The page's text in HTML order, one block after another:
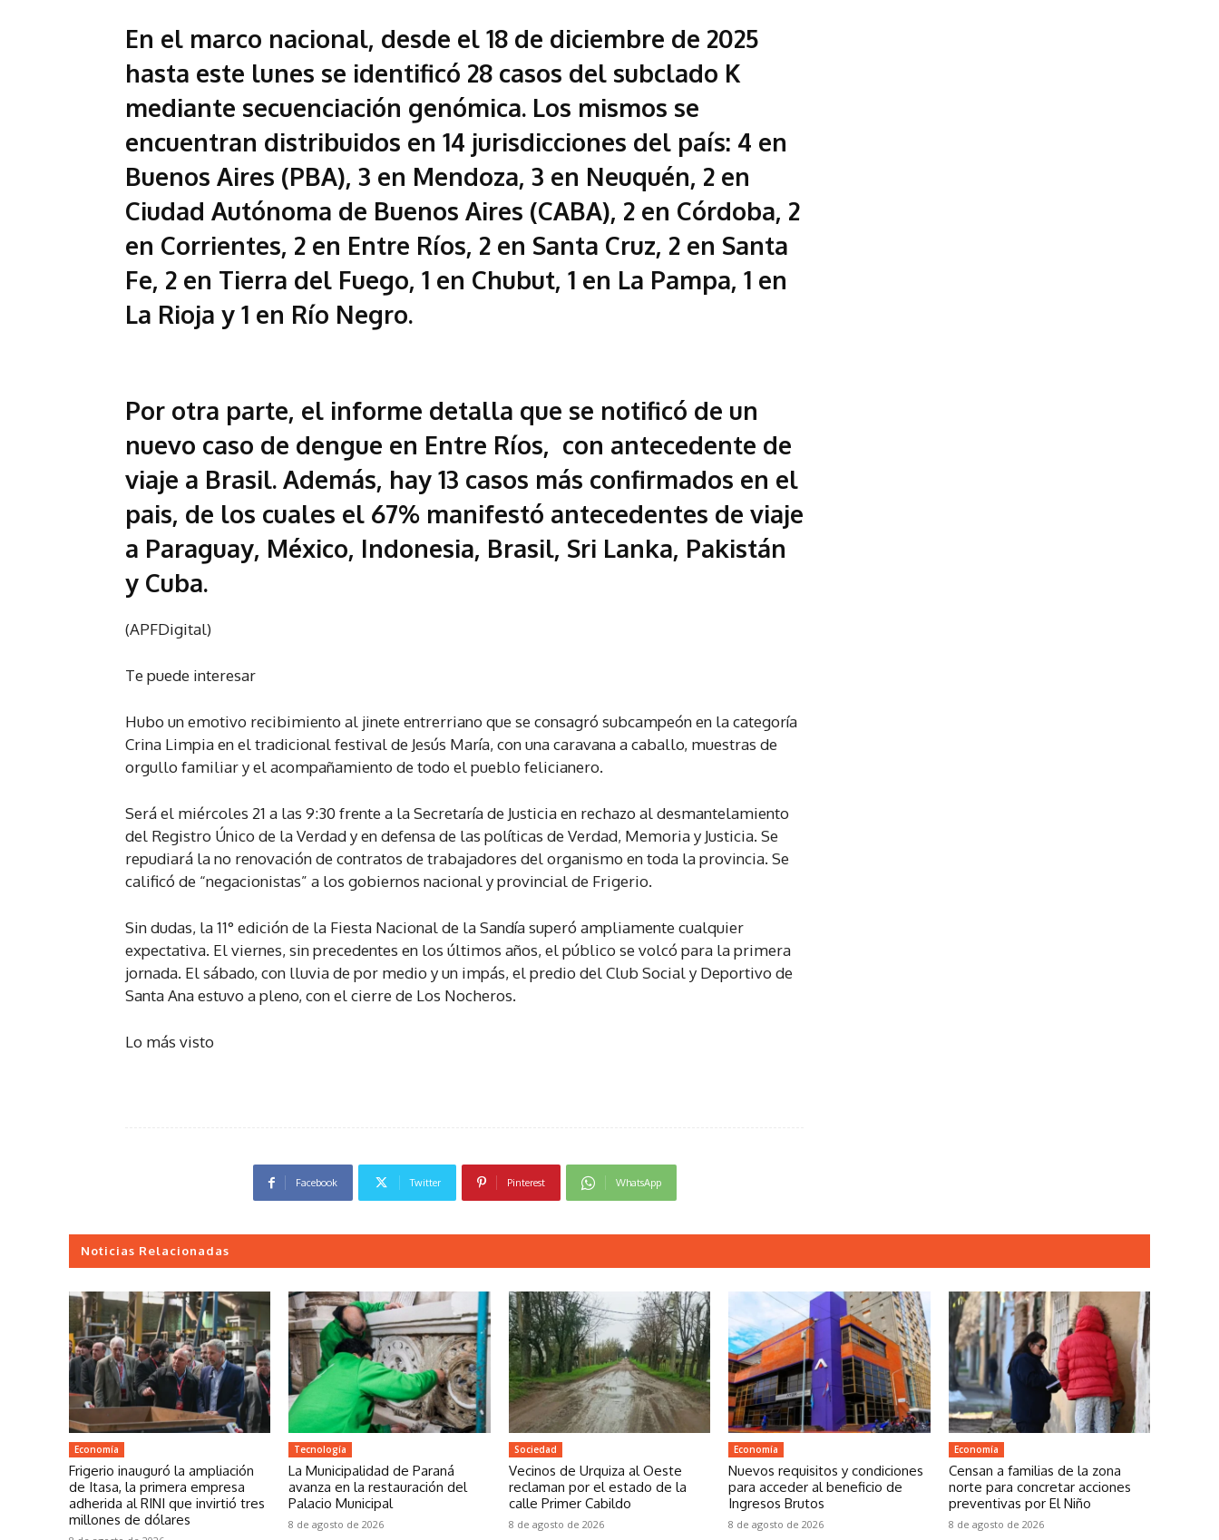
En el marco nacional, desde el 18 de diciembre de 2025
hasta este lunes se identificó 28 casos del subclado K
mediante secuenciación genómica. Los mismos se
encuentran distribuidos en 14 jurisdicciones del país: 4 en
Buenos Aires (PBA), 3 en Mendoza, 3 en Neuquén, 2 en
Ciudad Autónoma de Buenos Aires (CABA), 2 en Córdoba, 2
en Corrientes, 2 en Entre Ríos, 2 en Santa Cruz, 2 en Santa
Fe, 2 en Tierra del Fuego, 1 en Chubut, 1 en La Pampa, 1 en
La Rioja y 1 en Río Negro.
Por otra parte, el informe detalla que se notificó de un
nuevo caso de dengue en Entre Ríos, con antecedente de
viaje a Brasil. Además, hay 13 casos más confirmados en el
pais, de los cuales el 67% manifestó antecedentes de viaje
a Paraguay, México, Indonesia, Brasil, Sri Lanka, Pakistán
y Cuba.
(APFDigital)
Te puede interesar
Hubo un emotivo recibimiento al jinete entrerriano que se consagró subcampeón en la categoría
Crina Limpia en el tradicional festival de Jesús María, con una caravana a caballo, muestras de
orgullo familiar y el acompañamiento de todo el pueblo felicianero.
Será el miércoles 21 a las 9:30 frente a la Secretaría de Justicia en rechazo al desmantelamiento
del Registro Único de la Verdad y en defensa de las políticas de Verdad, Memoria y Justicia. Se
repudiará la no renovación de contratos de trabajadores del organismo en toda la provincia. Se
calificó de “negacionistas” a los gobiernos nacional y provincial de Frigerio.
Sin dudas, la 11° edición de la Fiesta Nacional de la Sandía superó ampliamente cualquier
expectativa. El viernes, sin precedentes en los últimos años, el público se volcó para la primera
jornada. El sábado, con lluvia de por medio y un impás, el predio del Club Social y Deportivo de
Santa Ana estuvo a pleno, con el cierre de Los Nocheros.
Lo más visto
Facebook Twitter Pinterest WhatsApp
Noticias Relacionadas
Economía
Frigerio inauguró la ampliación
de Itasa, la primera empresa
adherida al RINI que invirtió tres
millones de dólares
Tecnología
La Municipalidad de Paraná
avanza en la restauración del
Palacio Municipal
8 de agosto de 2026
Sociedad
Vecinos de Urquiza al Oeste
reclaman por el estado de la
calle Primer Cabildo
8 de agosto de 2026
Economía
Nuevos requisitos y condiciones
para acceder al beneficio de
Ingresos Brutos
8 de agosto de 2026
Economía
Censan a familias de la zona
norte para concretar acciones
preventivas por El Niño
8 de agosto de 2026